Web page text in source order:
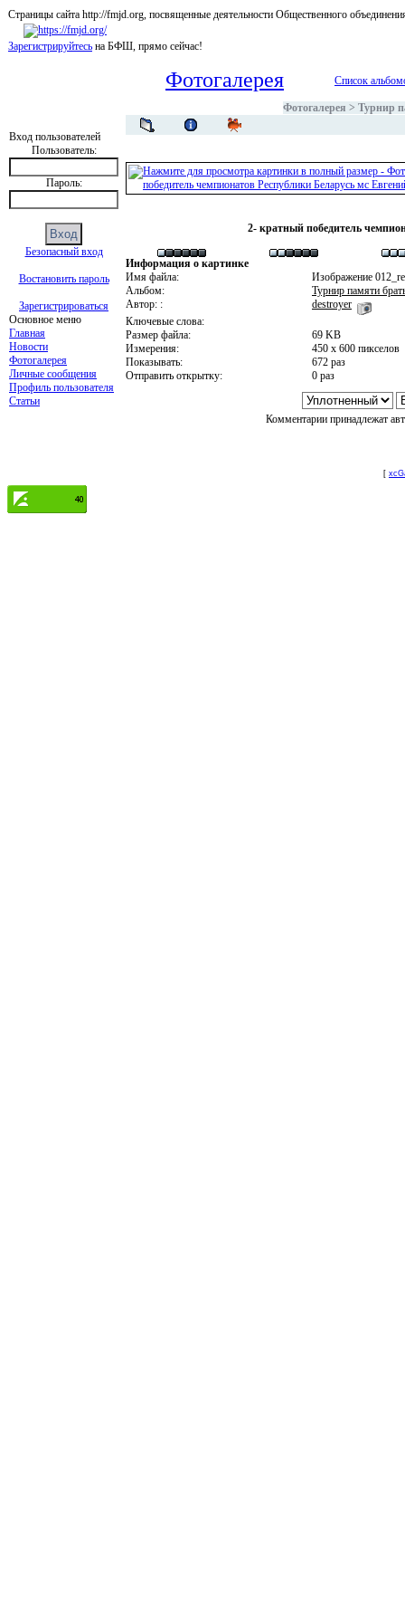
Страницы сайта http://fmjd.org, посвященные деятельности Общественного
Зарегистрируйтесь на БФШ, прямо сейчас!
Вход пользователей
Пользователь:
Пароль:
Безопасный вход
Востановить пароль
Зарегистрироваться
Основное меню
Главная
Новости
Фотогалерея
Личные сообщения
Профиль пользователя
Статьи
Фотогалерея Список
Фотогалерея > Турнир
2- кратный победитель
Информация о картинке
Имя файла:
Изображение
Альбом:
Турнир памяти
Автор: :
destroyer
Ключевые слова:
Размер файла:
69 KB
Измерения:
450 x 600 пикселов
Показывать:
672 раз
Отправить открытку:
0 раз
Комментарии принадлежат
[